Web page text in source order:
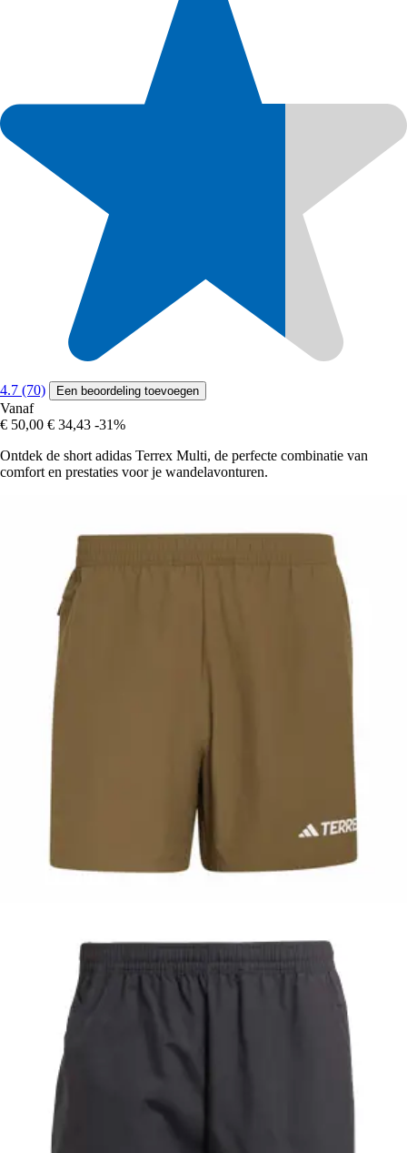
4.7 (70) Een beoordeling toevoegen
Vanaf
€ 50,00 € 34,43 -31%
Ontdek de short adidas Terrex Multi, de perfecte combinatie van
comfort en prestaties voor je wandelavonturen.